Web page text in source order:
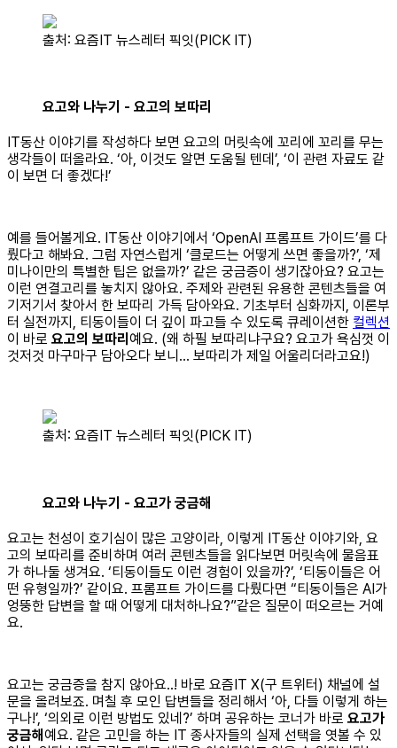
출처: 요즘IT 뉴스레터 픽잇(PICK IT)
요고와 나누기 - 요고의 보따리
IT동산 이야기를 작성하다 보면 요고의 머릿속에 꼬리에 꼬리를 무는
생각들이 떠올라요. ‘아, 이것도 알면 도움될 텐데’, ‘이 관련 자료도 같
이 보면 더 좋겠다!’
예를 들어볼게요. IT동산 이야기에서 ‘OpenAI 프롬프트 가이드’를 다
뤘다고 해봐요. 그럼 자연스럽게 ‘클로드는 어떻게 쓰면 좋을까?’, ‘제
미나이만의 특별한 팁은 없을까?’ 같은 궁금증이 생기잖아요? 요고는
이런 연결고리를 놓치지 않아요. 주제와 관련된 유용한 콘텐츠들을 여
기저기서 찾아서 한 보따리 가득 담아와요. 기초부터 심화까지, 이론부
터 실전까지, 티동이들이 더 깊이 파고들 수 있도록 큐레이션한 컬렉션
이 바로 요고의 보따리 예요. (왜 하필 보따리냐구요? 요고가 욕심껏 이
것저것 마구마구 담아오다 보니... 보따리가 제일 어울리더라고요!)
출처: 요즘IT 뉴스레터 픽잇(PICK IT)
요고와 나누기 - 요고가 궁금해
요고는 천성이 호기심이 많은 고양이라, 이렇게 IT동산 이야기와, 요
고의 보따리를 준비하며 여러 콘텐츠들을 읽다보면 머릿속에 물음표
가 하나둘 생겨요. ‘티동이들도 이런 경험이 있을까?’, ‘티동이들은 어
떤 유형일까?’ 같이요. 프롬프트 가이드를 다뤘다면 “티동이들은 AI가
엉뚱한 답변을 할 때 어떻게 대처하나요?”같은 질문이 떠오르는 거예
요.
요고는 궁금증을 참지 않아요..! 바로 요즘IT X(구 트위터) 채널에 설
문을 올려보죠. 며칠 후 모인 답변들을 정리해서 ‘아, 다들 이렇게 하는
구나!’, ‘의외로 이런 방법도 있네?’ 하며 공유하는 코너가 바로 요고가
궁금해예요. 같은 고민을 하는 IT 종사자들의 실제 선택을 엿볼 수 있